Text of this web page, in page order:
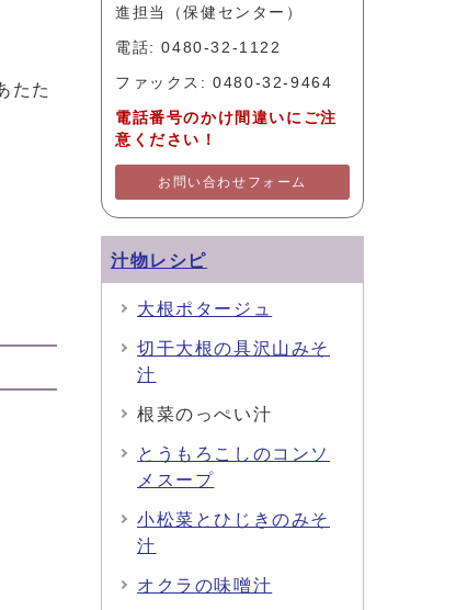
たた
進担当（保健センター）
電話: 0480-32-1122
ファックス: 0480-32-9464
電話番号のかけ間違いにご注
意ください！
お問い合わせフォーム
汁物レシピ
大根ポタージュ
切干大根の具沢山みそ
汁
根菜のっぺい汁
とうもろこしのコンソ
メスープ
小松菜とひじきのみそ
汁
オクラの味噌汁